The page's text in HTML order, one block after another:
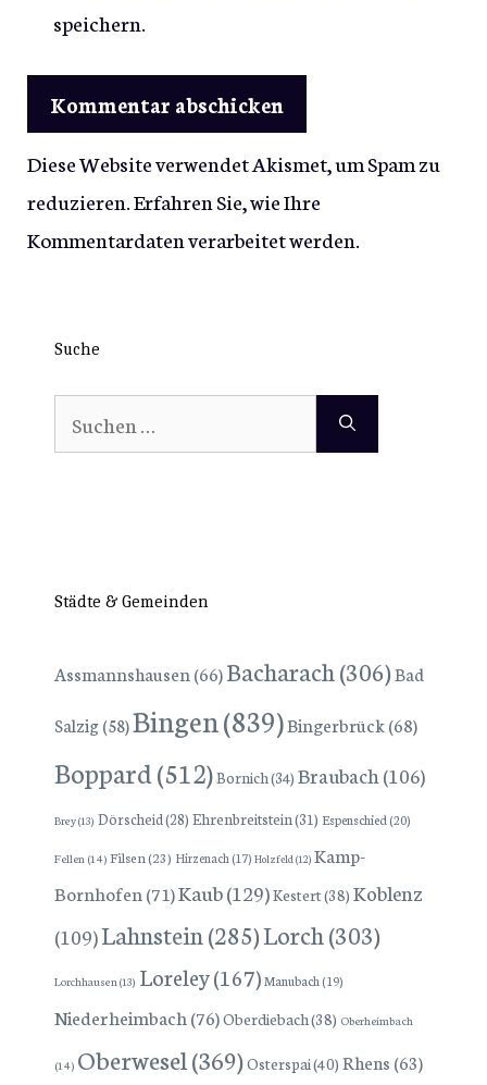
speichern.
Diese Website verwendet Akismet, um Spam zu
reduzieren.Erfahren Sie, wie Ihre
Kommentardaten verarbeitet werden.
Suche
Suchen
nach:
Städte & Gemeinden
Assmannshausen (66)Bacharach(306)Bad
Salzig(58)Bingen(839)Bingerbrück(68)
Boppard(512)Bornich(34) Braubach (106)
Brey(13) Dörscheid(28) Ehrenbreitstein(31) Espenschied (20)
Fellen (14) Filsen(23) Hirzenach (17) Holzfeld(12) Kamp-
Bornhofen (71)Kaub(129)Kestert(38) Koblenz
(109)Lahnstein(285)Lorch(303)
Lorchhausen (13) Loreley(167)Manubach (19)
Niederheimbach (76)Oberdiebach(38) Oberheimbach
(14) Oberwesel(369)Osterspai(40) Rhens (63)